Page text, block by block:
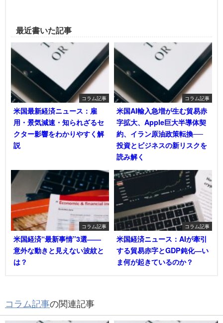
最近書いた記事
コラム記事
米国最新経済ニュース：雇
用・景気減速・知られざるセ
クター影響をわかりやすく解
説
コラム記事
米国AI輸入急増が生む貿易赤
字拡大、Apple巨大半導体契
約、イラン原油政策転換──
投資とビジネスの新リスクを
読み解く
コラム記事
米国経済“最新事情”3選――
意外な動きと見えない波紋と
は？
コラム記事
米国経済ニュース：AIが牽引
する貿易赤字とGDP鈍化―い
ま何が起きているのか？
コラム記事の関連記事